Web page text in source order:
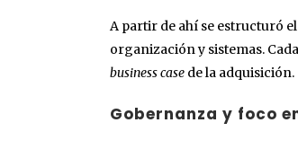
A partir de ahí se estructuró
organización y sistemas.
business case de la adquisición.
Gobernanza y foco